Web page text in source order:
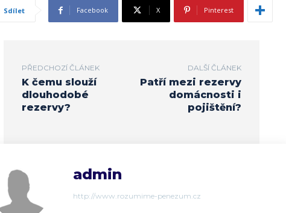
Sdílet Facebook X Pinterest
PŘEDCHOZÍ ČLÁNEK
K čemu slouží
dlouhodobé
rezervy?
DALŠÍ ČLÁNEK
Patří mezi rezervy
domácnosti i
pojištění?
admin
http://www.rozumime-penezum.cz